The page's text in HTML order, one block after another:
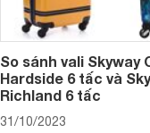
So sánh vali Skyway
Hardside 6 tấc và
Richland 6 tấc
31/10/2023